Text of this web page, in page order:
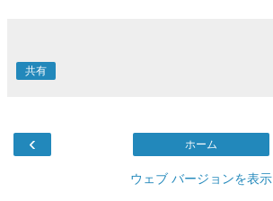
共有
‹ ホーム
ウェブ バージョンを表示